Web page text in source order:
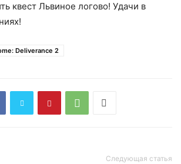
квест Львиное логово! Удачи в
Deliverance 2
Следующая статья